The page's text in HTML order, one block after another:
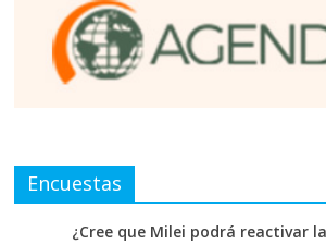
Encuestas
¿Cree que Milei podrá reactivar